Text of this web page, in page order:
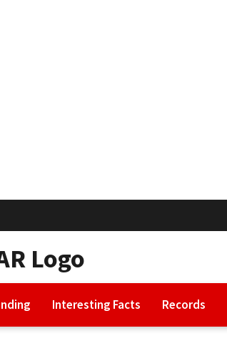
Interesting Facts Records